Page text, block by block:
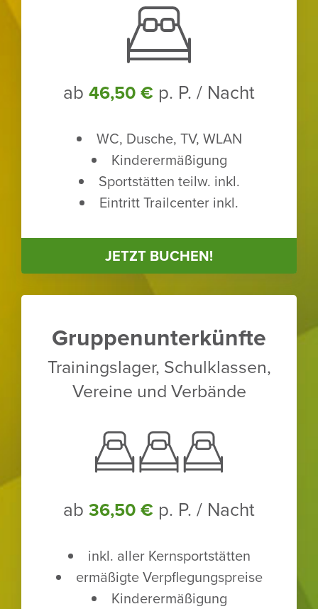
ab 46,50 € p. P. / Nacht
WC, Dusche, TV, WLAN
Kinder­er­mä­ßi­gung
Sport­stätten teilw. inkl.
Eintritt Trailcenter inkl.
JETZT BUCHEN!
Grup­pen­un­ter­künfte
Trai­nings­lager, Schul­klassen,
Vereine und Verbände
ab 36,50 € p. P. / Nacht
inkl. aller Kern­sport­stätten
ermä­ßigte Verpfle­gungs­preise
Kinder­er­mä­ßi­gung